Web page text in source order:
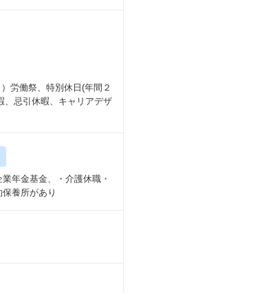
労働祭、特別休日(年間２
、忌引休暇、キャリアデザ
年金基金、・介護休職・
養所があり